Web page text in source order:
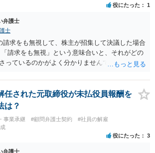
役にたった 1
弁護士
士
請求をも無視して、株主が招集して決議した場合
請求をも無視」という意味合いと、それがどの
っているのかがよく分かりませんでしたが、株
と思われます。
任された元取締役が未払役員報酬を
は？
事業承継 #顧問弁護士契約
#社員の解雇
役にたった 3
弁護士